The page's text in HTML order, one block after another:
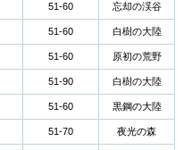
51-60 忘却の渓谷
51-60 白樹の大陸
51-60 原初の荒野
51-90 白樹の大陸
51-60 黒鋼の大陸
51-70 夜光の森